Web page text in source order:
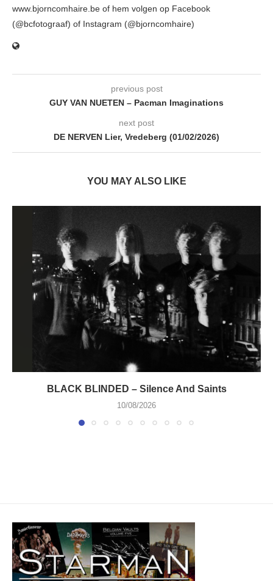
www.bjorncomhaire.be of hem volgen op Facebook
(@bcfotograaf) of Instagram (@bjorncomhaire)
previous post
GUY VAN NUETEN – Pacman Imaginations
next post
DE NERVEN Lier, Vredeberg (01/02/2026)
YOU MAY ALSO LIKE
BLACK BLINDED – Silence And Saints
10/08/2026